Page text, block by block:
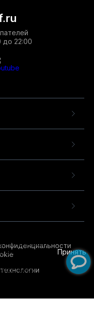
до 22:00
использовать
Принять